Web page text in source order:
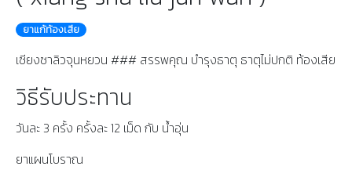
ยาแก้ท้องเสีย
เซียงซาลิวจุนหยวน ### สรรพคุณ บำรุงธาตุ ธาตุไม่ปกติ ท้องเสีย
วิธีรับประทาน
วันละ 3 ครั้ง ครั้งละ 12 เม็ด กับ น้ำอุ่น
ยาแผนโบราณ